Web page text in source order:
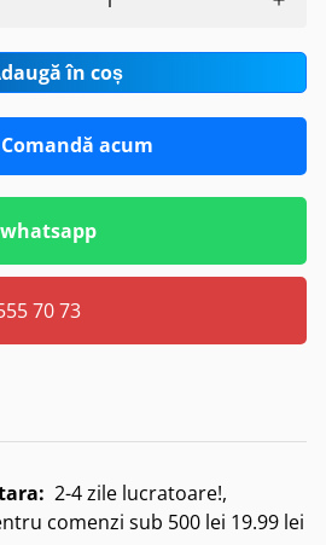
în coș
Comandă acum
whatsapp
70 73
2-4 zile lucratoare!,
comenzi sub 500 lei 19.99 lei